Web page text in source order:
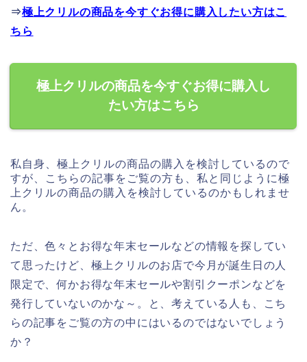
⇒極上クリルの商品を今すぐお得に購入したい方はこ
ちら
極上クリルの商品を今すぐお得に購入し
たい方はこちら
私自身、極上クリルの商品の購入を検討しているので
すが、こちらの記事をご覧の方も、私と同じように極
上クリルの商品の購入を検討しているのかもしれませ
ん。
ただ、色々とお得な年末セールなどの情報を探してい
て思ったけど、極上クリルのお店で今月が誕生日の人
限定で、何かお得な年末セールや割引クーポンなどを
発行していないのかな～。と、考えている人も、こち
らの記事をご覧の方の中にはいるのではないでしょう
か？